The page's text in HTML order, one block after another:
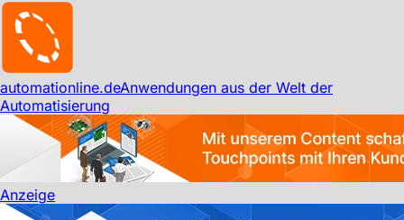
automationline.deAnwendungen aus der Welt der
Automatisierung
Anzeige